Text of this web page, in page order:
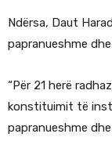
Ndërsa, Daut
papranueshme
“Për 21 herë
konstituimit të
papranueshme